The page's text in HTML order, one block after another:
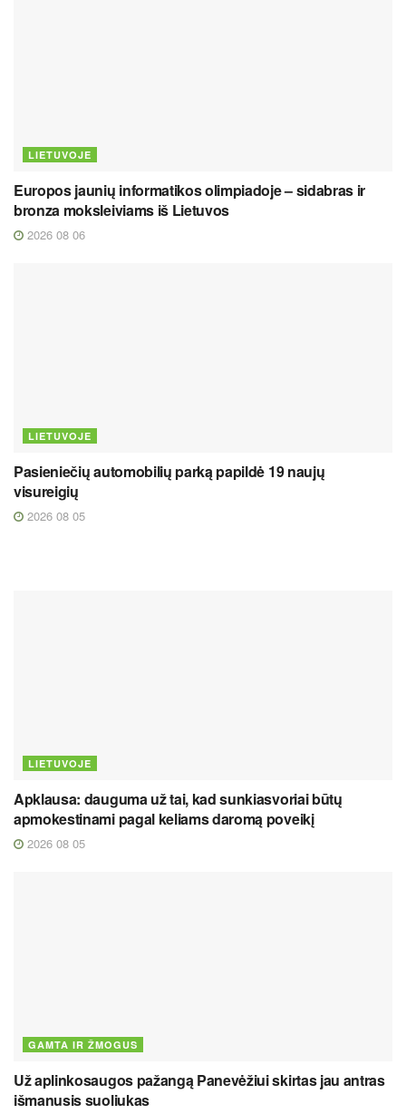
LIETUVOJE
Europos jaunių informatikos olimpiadoje – sidabras ir
bronza moksleiviams iš Lietuvos
2026 08 06
LIETUVOJE
Pasieniečių automobilių parką papildė 19 naujų
visureigių
2026 08 05
LIETUVOJE
Apklausa: dauguma už tai, kad sunkiasvoriai būtų
apmokestinami pagal keliams daromą poveikį
2026 08 05
GAMTA IR ŽMOGUS
Už aplinkosaugos pažangą Panevėžiui skirtas jau antras
išmanusis suoliukas